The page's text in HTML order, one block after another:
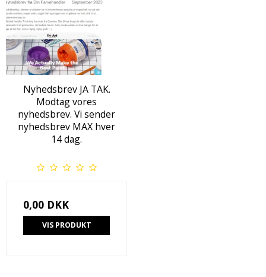
Nyhedsbrev JA TAK.
Modtag vores
nyhedsbrev. Vi sender
nyhedsbrev MAX hver
14 dag.
0,00 DKK
VIS PRODUKT